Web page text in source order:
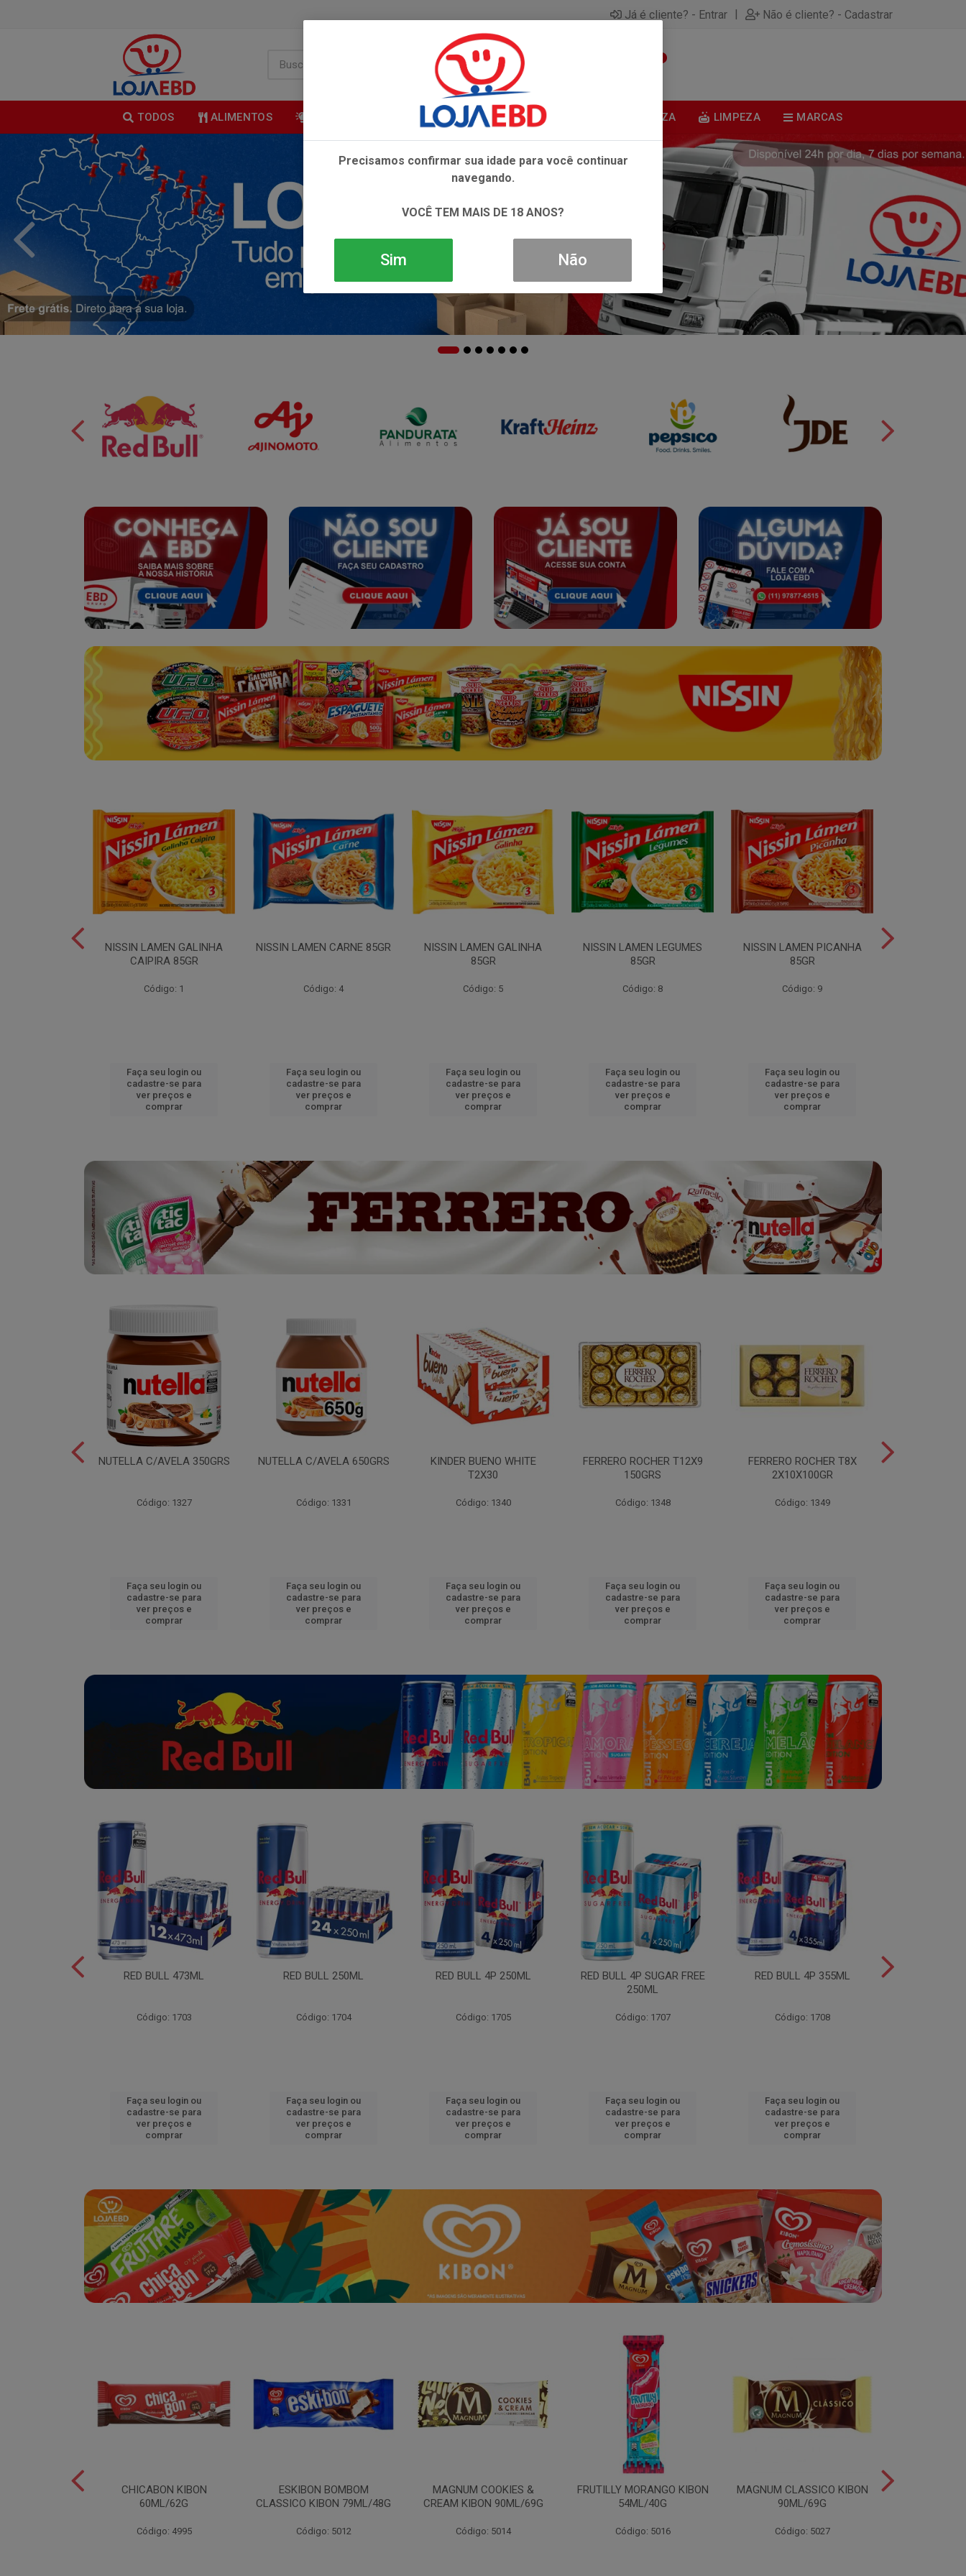
Já é cliente? - Entrar | Não é cliente? - Cadastrar
TODOS ALIMENTOS BEBIDAS CONGELADOS HIGIENE E BELEZA LIMPEZA MARCAS
NISSIN LAMEN GALINHA
CAIPIRA 85GR
Código: 1
Faça seu login ou
cadastre-se para
ver preços e
comprar
NISSIN LAMEN CARNE 85GR
Código: 4
Faça seu login ou
cadastre-se para
ver preços e
comprar
NISSIN LAMEN GALINHA
85GR
Código: 5
Faça seu login ou
cadastre-se para
ver preços e
comprar
NISSIN LAMEN LEGUMES
85GR
Código: 8
Faça seu login ou
cadastre-se para
ver preços e
comprar
NISSIN LAMEN PICANHA
85GR
Código: 9
Faça seu login ou
cadastre-se para
ver preços e
comprar
NUTELLA C/AVELA 350GRS
Código: 1327
Faça seu login ou
cadastre-se para
ver preços e
comprar
NUTELLA C/AVELA 650GRS
Código: 1331
Faça seu login ou
cadastre-se para
ver preços e
comprar
KINDER BUENO WHITE
T2X30
Código: 1340
Faça seu login ou
cadastre-se para
ver preços e
comprar
FERRERO ROCHER T12X9
150GRS
Código: 1348
Faça seu login ou
cadastre-se para
ver preços e
comprar
FERRERO ROCHER T8X
2X10X100GR
Código: 1349
Faça seu login ou
cadastre-se para
ver preços e
comprar
RED BULL 473ML
Código: 1703
Faça seu login ou
cadastre-se para
ver preços e
comprar
RED BULL 250ML
Código: 1704
Faça seu login ou
cadastre-se para
ver preços e
comprar
RED BULL 4P 250ML
Código: 1705
Faça seu login ou
cadastre-se para
ver preços e
comprar
RED BULL 4P SUGAR FREE
250ML
Código: 1707
Faça seu login ou
cadastre-se para
ver preços e
comprar
RED BULL 4P 355ML
Código: 1708
Faça seu login ou
cadastre-se para
ver preços e
comprar
CHICABON KIBON
60ML/62G
Código: 4995
ESKIBON BOMBOM
CLASSICO KIBON 79ML/48G
Código: 5012
MAGNUM COOKIES &
CREAM KIBON 90ML/69G
Código: 5014
FRUTILLY MORANGO KIBON
54ML/40G
Código: 5016
MAGNUM CLASSICO KIBON
90ML/69G
Código: 5027
Precisamos confirmar sua idade para você continuar
navegando.
VOCÊ TEM MAIS DE 18 ANOS?
Sim Não